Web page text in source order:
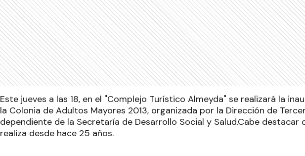
Este jueves a las 18, en el "Complejo Turístico Almeyda" se realizará la
la Colonia de Adultos Mayores 2013, organizada por la Dirección de
dependiente de la Secretaría de Desarrollo Social y Salud.Cabe destacar
realiza desde hace 25 años.